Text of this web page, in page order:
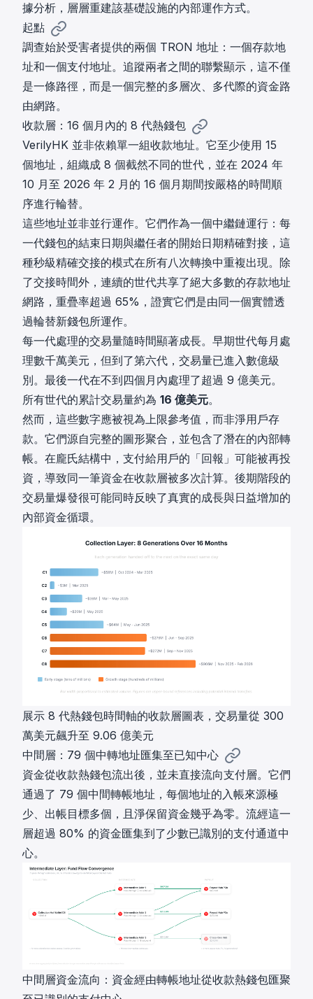
據分析，層層重建該基礎設施的內部運作方式。
起點
調查始於受害者提供的兩個 TRON 地址：一個存款地
址和一個支付地址。追蹤兩者之間的聯繫顯示，這不僅
是一條路徑，而是一個完整的多層次、多代際的資金路
由網路。
收款層：16 個月內的 8 代熱錢包
VerilyHK 並非依賴單一組收款地址。它至少使用 15
個地址，組織成 8 個截然不同的世代，並在 2024 年
10 月至 2026 年 2 月的 16 個月期間按嚴格的時間順
序進行輪替。
這些地址並非並行運作。它們作為一個中繼鏈運行：每
一代錢包的結束日期與繼任者的開始日期精確對接，這
種秒級精確交接的模式在所有八次轉換中重複出現。除
了交接時間外，連續的世代共享了絕大多數的存款地址
網路，重疊率超過 65%，證實它們是由同一個實體透
過輪替新錢包所運作。
每一代處理的交易量隨時間顯著成長。早期世代每月處
理數千萬美元，但到了第六代，交易量已進入數億級
別。最後一代在不到四個月內處理了超過 9 億美元。
所有世代的累計交易量約為 16 億美元。
然而，這些數字應被視為上限參考值，而非淨用戶存
款。它們源自完整的圖形聚合，並包含了潛在的內部轉
帳。在龐氏結構中，支付給用戶的「回報」可能被再投
資，導致同一筆資金在收款層被多次計算。後期階段的
交易量爆發很可能同時反映了真實的成長與日益增加的
內部資金循環。
展示 8 代熱錢包時間軸的收款層圖表，交易量從 300
萬美元飆升至 9.06 億美元
中間層：79 個中轉地址匯集至已知中心
資金從收款熱錢包流出後，並未直接流向支付層。它們
通過了 79 個中間轉帳地址，每個地址的入帳來源極
少、出帳目標多個，且淨保留資金幾乎為零。流經這一
層超過 80% 的資金匯集到了少數已識別的支付通道中
心。
中間層資金流向：資金經由轉帳地址從收款熱錢包匯聚